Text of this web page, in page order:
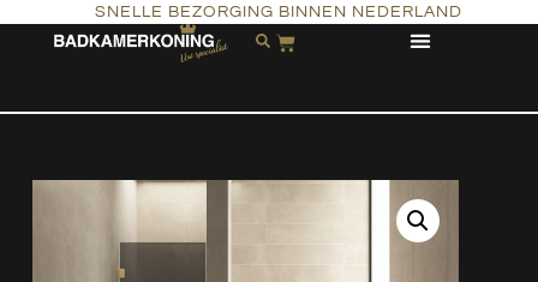
SNELLE BEZORGING BINNEN NEDERLAND